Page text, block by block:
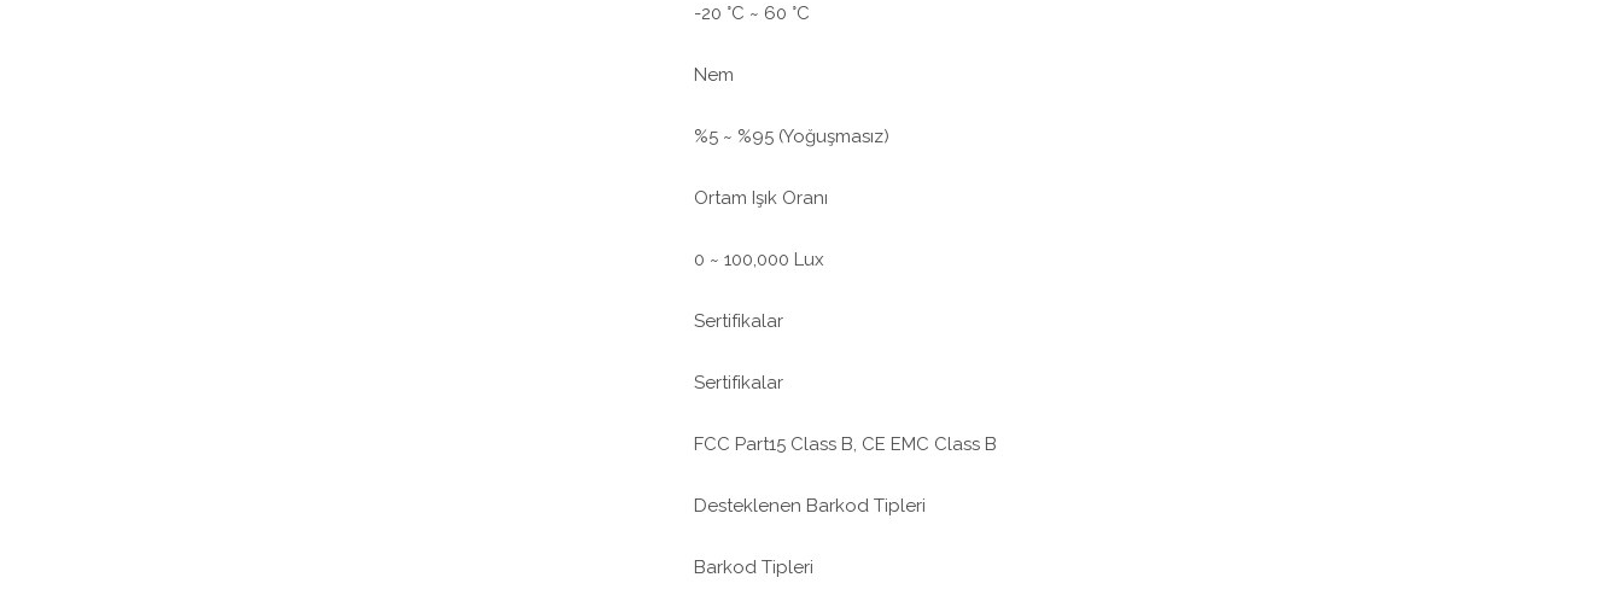
-20 °C ~ 60 °C
Nem
%5 ~ %95 (Yoğuşmasız)
Ortam Işık Oranı
0 ~ 100,000 Lux
Sertifikalar
Sertifikalar
FCC Part15 Class B, CE EMC Class B
Desteklenen Barkod Tipleri
Barkod Tipleri